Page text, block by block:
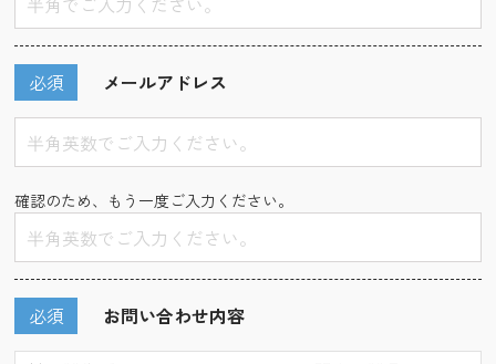
メールアドレス
必須
確認のため、もう一度ご入力ください。
お問い合わせ内容
必須